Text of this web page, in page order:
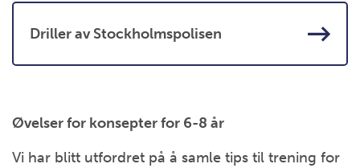
Driller av Stockholmspolisen
Øvelser for konsepter for 6-8 år
Vi har blitt utfordret på å samle tips til trening for